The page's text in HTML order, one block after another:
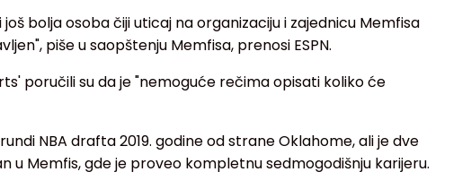
još bolja osoba čiji uticaj na organizaciju i zajednicu Memfisa
piše u saopštenju Memfisa, prenosi ESPN.
poručili su da je "nemoguće rečima opisati koliko će
NBA drafta 2019. godine od strane Oklahome, ali je dve
u Memfis, gde je proveo kompletnu sedmogodišnju karijeru.